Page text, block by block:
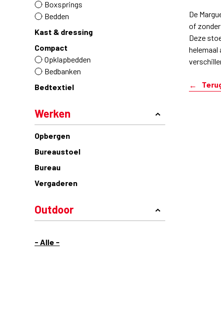
- Alle -
Boxsprings
Bedden
Kast & dressing
Compact
Opklapbedden
Bedbanken
Bedtextiel
Werken
Opbergen
Bureaustoel
Bureau
Vergaderen
Outdoor
De
of
Deze
helemaal